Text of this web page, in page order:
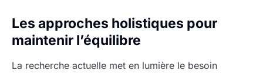
Les approches holistiques pour
maintenir l’équilibre
La recherche actuelle met en lumière le besoin